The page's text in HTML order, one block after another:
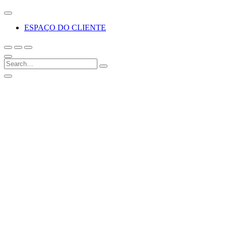
ESPAÇO DO CLIENTE